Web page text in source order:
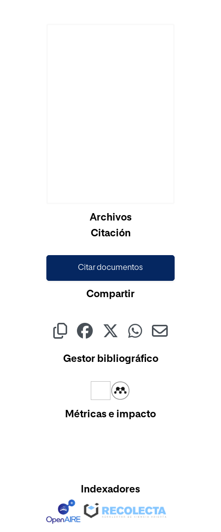
Archivos
Citación
Citar documentos
Compartir
Gestor bibliográfico
Métricas e impacto
Indexadores